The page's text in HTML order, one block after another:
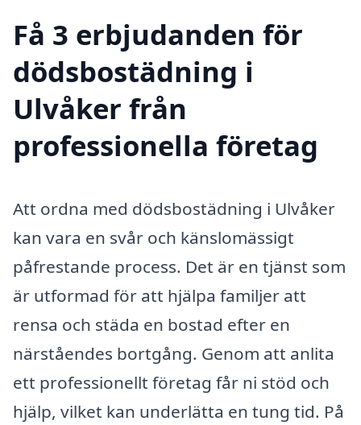
Få 3 erbjudanden för
dödsbostädning i
Ulvåker från
professionella företag
Att ordna med dödsbostädning i Ulvåker
kan vara en svår och känslomässigt
påfrestande process. Det är en tjänst som
är utformad för att hjälpa familjer att
rensa och städa en bostad efter en
närståendes bortgång. Genom att anlita
ett professionellt företag får ni stöd och
hjälp, vilket kan underlätta en tung tid. På